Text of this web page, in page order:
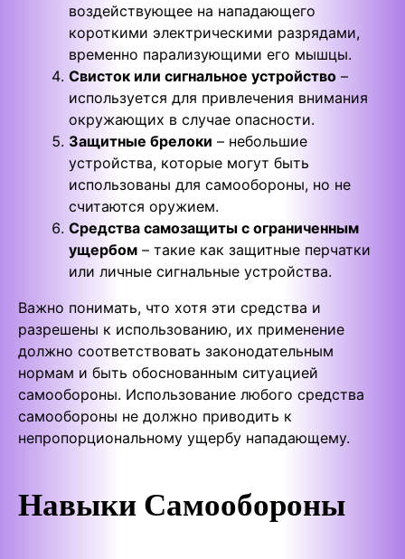
воздействующее на нападающего
короткими электрическими разрядами,
временно парализующими его мышцы.
Свисток или сигнальное устройство –
используется для привлечения внимания
окружающих в случае опасности.
Защитные брелоки – небольшие
устройства, которые могут быть
использованы для самообороны, но не
считаются оружием.
Средства самозащиты с ограниченным
ущербом – такие как защитные перчатки
или личные сигнальные устройства.
Важно понимать, что хотя эти средства и
разрешены к использованию, их применение
должно соответствовать законодательным
нормам и быть обоснованным ситуацией
самообороны. Использование любого средства
самообороны не должно приводить к
непропорциональному ущербу нападающему.
Навыки Самообороны